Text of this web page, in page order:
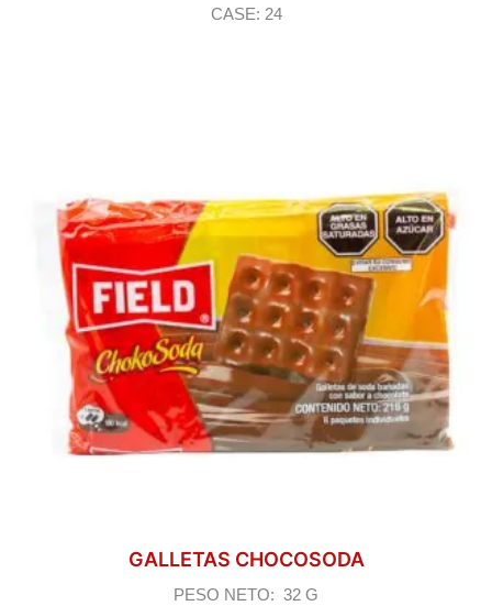
CASE: 24
GALLETAS CHOCOSODA
PESO NETO: 32 G